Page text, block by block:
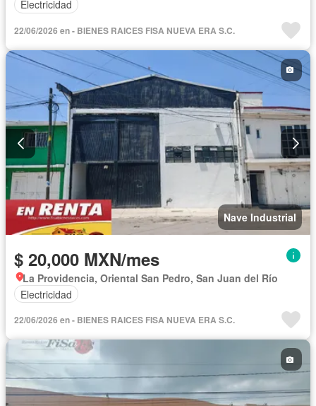
Electricidad
22/06/2026 en - BIENES RAICES FISA NUEVA ERA S.C.
Nave Industrial
$ 20,000 MXN/mes
La Providencia, Oriental San Pedro, San Juan del Río
Electricidad
22/06/2026 en - BIENES RAICES FISA NUEVA ERA S.C.